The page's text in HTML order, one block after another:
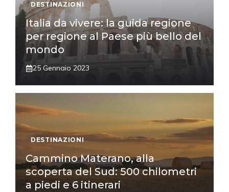
DESTINAZIONI
Italia da vivere: la guida regione
per regione al Paese più bello del
mondo
25 Gennaio 2023
DESTINAZIONI
Cammino Materano, alla
scoperta del Sud: 500 chilometri
a piedi e 6 itinerari